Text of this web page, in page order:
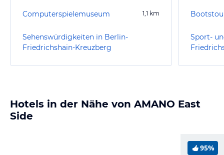
Computerspielemuseum 1,1 km
Sehenswürdigkeiten in Berlin-
Friedrichshain-Kreuzberg
Sport-
Hotels in der Nähe von AMANO East
Side
95%